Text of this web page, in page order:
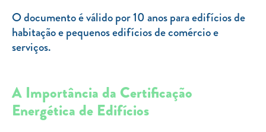
O documento é válido por 10 anos para edifícios de
habitação e pequenos edifícios de comércio e
serviços.
A Importância da Certificação
Energética de Edifícios